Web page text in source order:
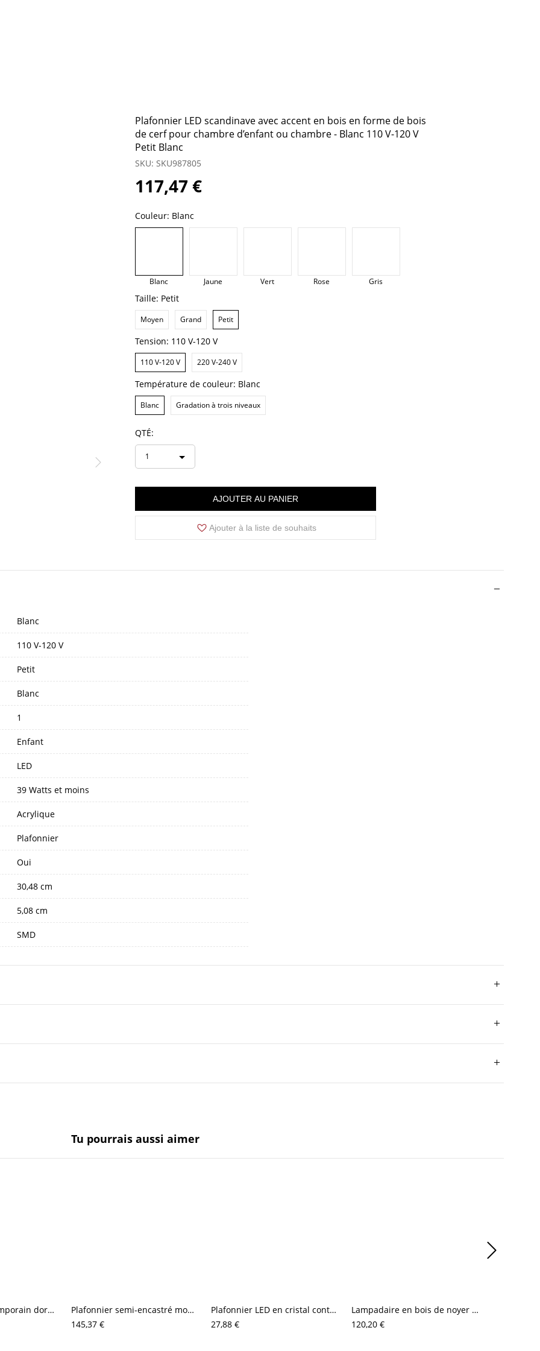
Plafonnier LED scandinave avec accent en bois en forme de bois
de cerf pour chambre d’enfant ou chambre - Blanc 110 V-120 V
Petit Blanc
SKU: SKU987805
117,47 €
Couleur: Blanc
Blanc Jaune Vert Rose Gris
Taille: Petit
Moyen Grand Petit
Tension: 110 V-120 V
110 V-120 V 220 V-240 V
Température de couleur: Blanc
Blanc Gradation à trois niveaux
QTÉ:
1
AJOUTER AU PANIER
Ajouter à la liste de souhaits
Blanc
110 V-120 V
Petit
Blanc
1
Enfant
LED
39 Watts et moins
Acrylique
Plafonnier
Oui
30,48 cm
5,08 cm
SMD
Tu pourrais aussi aimer
Plafonnier contemporain doré, luminaire LED rond au design ondulé artistique
Plafonnier semi-encastré moderne en branches organiques, luminaire créatif multi-lampes style feu d’artifice
145,37 €
Plafonnier LED en cristal contemporain, downlight chromé avec effet étoilé
27,88 €
Lampadaire en bois de noyer style mid-century avec abat-jour plissé en tissu - lampe sur pied vintage avec base en laiton et interrupteur à chaînette
120,20 €